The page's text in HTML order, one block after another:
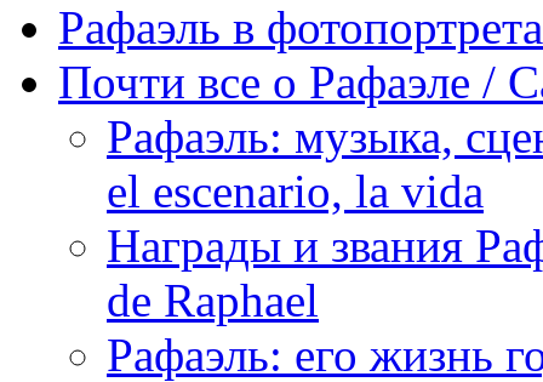
Рафаэль в
Почти все о Рафаэле /
Рафаэль: музыка,
el escenario, la vida
Награды и звания
de Raphael
Рафаэль: его жизнь